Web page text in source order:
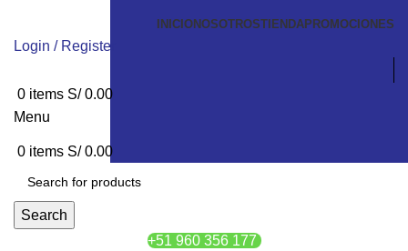
INICIONOSOTROSTIENDA PROMOCIONES
Login / Register
0 items S/0.00
Menu
0 items S/0.00
Search
+51 960 356 177